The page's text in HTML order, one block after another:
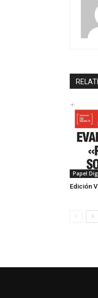
Papel
Edición